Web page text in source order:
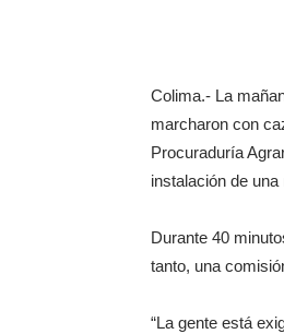
Colima.- La
marcharon con
Procuraduría
instalación de
Durante 40
tanto, una
“La gente está